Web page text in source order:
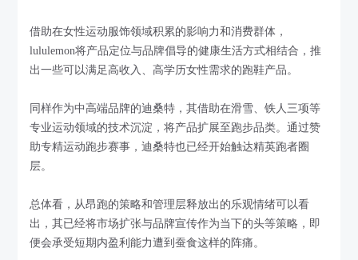
借助在女性运动服饰领域积累的影响力和消费群体，
lululemon将产品定位与品牌倡导的健康生活方式相结合，推
出一些可以满足高收入、高学历女性需求的跑鞋产品。
同样作为中高端品牌的迪桑特，其借助在滑雪、铁人三项等
专业运动领域的技术沉淀，将产品扩展至跑步品类。通过赞
助专精运动跑步赛事，迪桑特也已经开始触达精英跑者圈
层。
总体看，从昂跑的策略和管理层释放出的乐观情绪可以看
出，其已经将市场扩张与品牌宣传作为当下的头等策略，即
便会承受短期内盈利能力遭到蚕食这样的阵痛。